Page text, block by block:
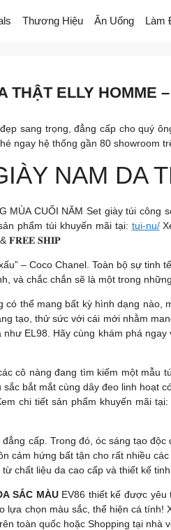
Thương Hiệu Ăn Uống Làm
THẬT ELLY HOMME
sang trọng, đẳng cấp cho quý
ngay hệ thống gần 80 showroom
NAM DA
MÙA CUỐI NĂM Set giày túi
phẩm túi khuyến mãi tại: tui-nu/
𝐅𝐑𝐄𝐄 𝐒𝐇𝐈𝐏
– Coco Chanel. Toàn bộ sự
và chắc chắn sẽ là một trong
thể mang bất kỳ hình dạng
tạo, thử sức với cái mới nhằm
EL98. Hãy cùng khám phá
cô nàng đang tìm kiếm một mẫu
bắt mắt cùng dây đeo linh hoạt
chi tiết sản phẩm khuyến mãi tại:
cấp. Trong đó, óc sáng tạo
cảm hứng bất tận cho rất nhiều
chất liệu da cao cấp và thiết kế
SẮC MÀUEV86 thiết kế được yêu
lựa chọn màu sắc, thể hiện cá tính!
toàn quốc hoặc Shopping tại